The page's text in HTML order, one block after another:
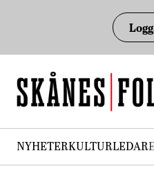
NYHETERKULTURLEDARE